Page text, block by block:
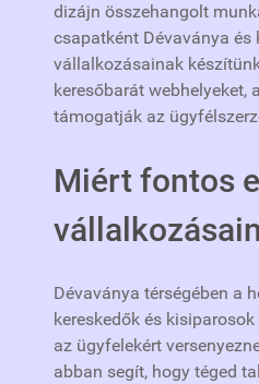
dizájn összehangolt
csapatként Dévaványa és
vállalkozásainak
keresőbarát webhelyeket,
támogatják az
Miért fontos
Dévaványa térségében a
kereskedők és
az ügyfelekért
abban segít, hogy téged